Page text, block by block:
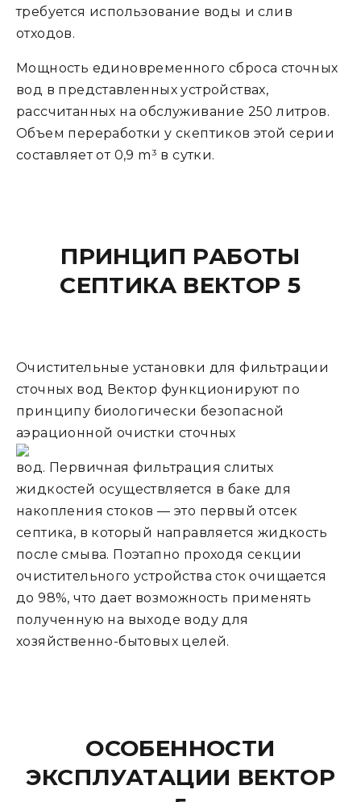
требуется использование воды и слив
отходов.
Мощность единовременного сброса сточных
вод в представленных устройствах,
рассчитанных на обслуживание 250 литров.
Объем переработки у скептиков этой серии
составляет от 0,9 m³ в сутки.
ПРИНЦИП РАБОТЫ
СЕПТИКА ВЕКТОР 5
Очистительные установки для фильтрации
сточных вод Вектор функционируют по
принципу биологически безопасной
аэрационной очистки сточных
вод. Первичная фильтрация слитых
жидкостей осуществляется в баке для
накопления стоков — это первый отсек
септика, в который направляется жидкость
после смыва. Поэтапно проходя секции
очистительного устройства сток очищается
до 98%, что дает возможность применять
полученную на выходе воду для
хозяйственно-бытовых целей.
ОСОБЕННОСТИ
ЭКСПЛУАТАЦИИ ВЕКТОР